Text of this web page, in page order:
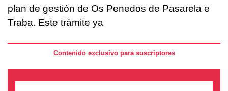
plan de gestión de Os Penedos de Pasarela e
Traba. Este trámite ya
Contenido exclusivo para suscriptores